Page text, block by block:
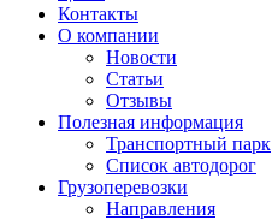
Контакты
О компании
Новости
Статьи
Отзывы
Полезная информация
Транспортный парк
Список автодорог
Грузоперевозки
Направления